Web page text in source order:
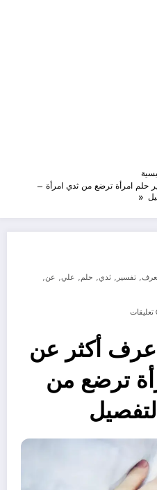
امرأة ترضع من ثدي امرأة –
, تفسير , ثدي, حلم, علي, عن,
أكثر عن
ترضع من